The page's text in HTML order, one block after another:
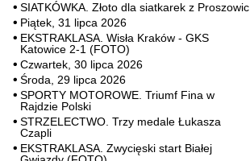
SIATKÓWKA. Złoto dla siatkarek z Proszowic
Piątek, 31 lipca 2026
EKSTRAKLASA. Wisła Kraków - GKS
Katowice 2-1 (FOTO)
Czwartek, 30 lipca 2026
Środa, 29 lipca 2026
SPORTY MOTOROWE. Triumf Fina w
Rajdzie Polski
STRZELECTWO. Trzy medale Łukasza
Czapli
EKSTRAKLASA. Zwycięski start Białej